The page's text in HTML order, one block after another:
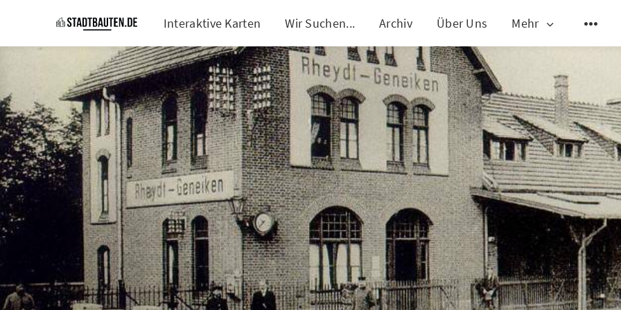
Interaktive Karten Wir Suchen... Archiv Über Uns Mehr